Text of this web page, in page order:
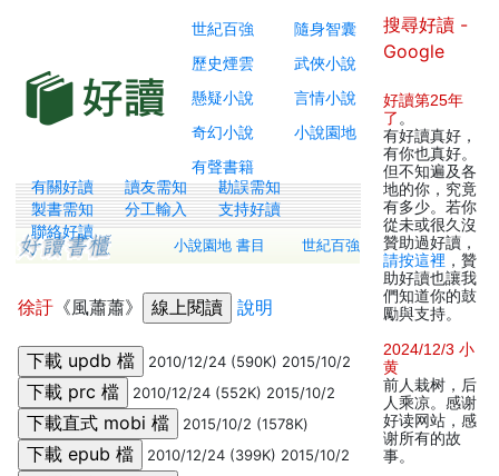
世紀百強
隨身智囊
歷史煙雲
武俠小說
懸疑小說
言情小說
奇幻小說
小說園地
有聲書籍
有關好讀 讀友需知
勘誤需知
製書需知
分工輸入
支持好讀
聯絡好讀
小說園地 書目 世紀百強
徐訏 《風蕭蕭》 說明
2010/12/24 (590K) 2015/10/2
2010/12/24 (552K) 2015/10/2
2015/10/2 (1578K)
2010/12/24 (399K) 2015/10/2
搜尋好讀 -
Google
好讀第25年
了 。
有好讀真好，
有你也真好。
但不知遍及各
地的你，究竟
有多少。若你
從未或很久沒
贊助過好讀，
請按這裡 ，贊
助好讀也讓我
們知道你的鼓
勵與支持。
2024/12/3 小
黄
前人栽树，后
人乘凉。感谢
好读网站，感
谢所有的故
事。